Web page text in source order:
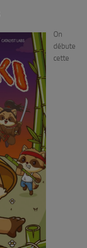
On
débute
cette